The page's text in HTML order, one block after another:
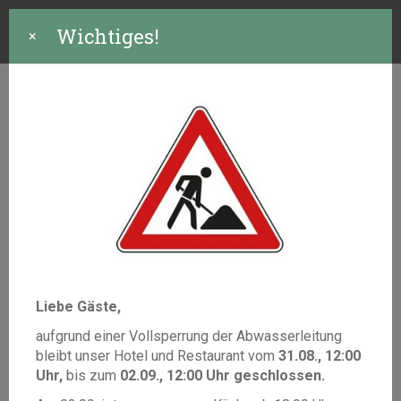
Hier werden Ideen
geboren.
–
Tagungsräumen kommen Menschen für
Workshops, Seminare und Konferenzen zusammen.
Ob kleine Besprechung oder mehrtägige
Veranstaltung – wir bieten Ihnen den passenden
× Wichtiges!
Liebe Gäste,
aufgrund einer Vollsperrung der Abwasserleitung
bleibt unser Hotel und Restaurant vom 31.08., 12:00
Uhr, bis zum 02.09., 12:00 Uhr geschlossen.